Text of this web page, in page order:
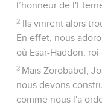
l’honneur de
2 Ils vinrent alors
En effet, nous
où Esar-Haddon,
3 Mais Zorobabel,
nous devons
comme nous l'a